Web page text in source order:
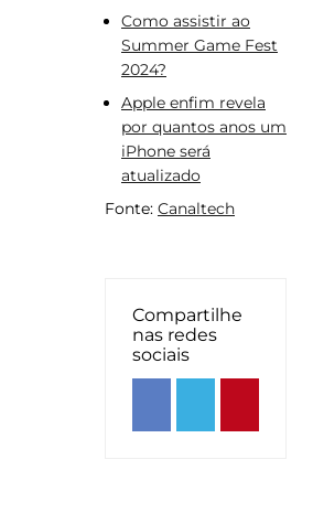
Como assistir ao
Summer Game Fest
2024?
Apple enfim revela
por quantos anos um
iPhone será
atualizado
Fonte: Canaltech
Compartilhe
nas redes
sociais